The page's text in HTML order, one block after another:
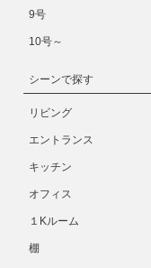
9号
10号～
シーンで探す
リビング
エントランス
キッチン
オフィス
１Kルーム
棚